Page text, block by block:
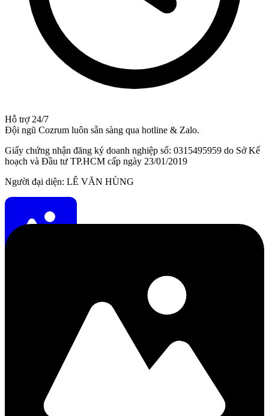
Hỗ trợ 24/7
Đội ngũ Cozrum luôn sẵn sàng qua hotline & Zalo.
Giấy chứng nhận đăng ký doanh nghiệp số: 0315495959 do Sở Kế
hoạch và Đầu tư TP.HCM cấp ngày 23/01/2019
Người đại diện: LÊ VĂN HÙNG